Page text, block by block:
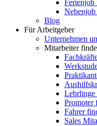
Ferienjob
Blog
Für Arbeitgeber
Unternehmen
Mitarbeiter
Lehrlinge
Promoter
Fahrer
Sales